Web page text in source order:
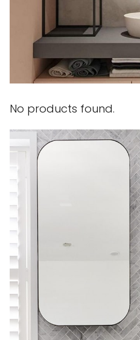
No products found.